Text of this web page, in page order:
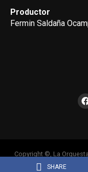
SHARE
Productor
Fermin Saldaña
Copyright ©, La